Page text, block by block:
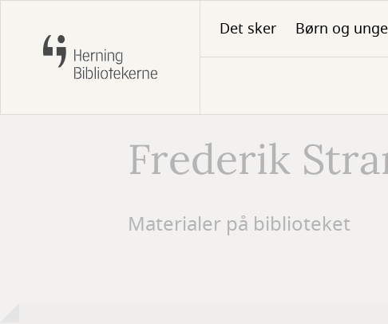
hovedindhold
Det sker Børn og unge
Frederik
Materialer på biblioteket